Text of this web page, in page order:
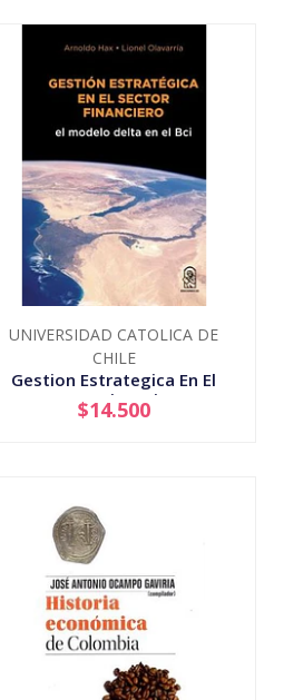
UNIVERSIDAD CATOLICA DE
CHILE
Gestion Estrategica En El
Sector Financiero
+
$14.500